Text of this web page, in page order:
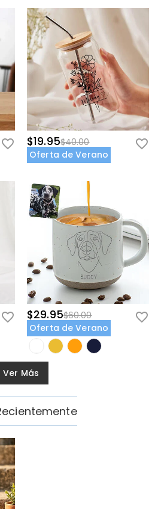
$19.95$40.00
Oferta de Verano
$29.95$60.00
Oferta de Verano
Ver Más